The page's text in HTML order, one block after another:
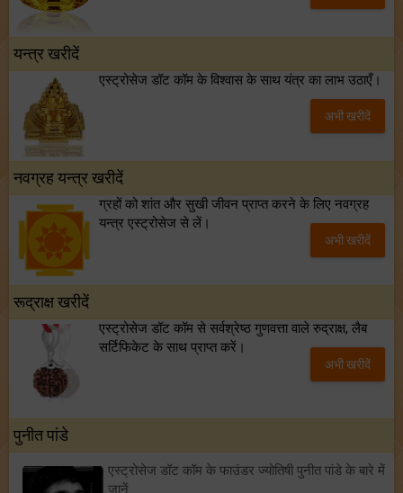
यन्त्र खरीदें
एस्ट्रोसेज डॉट कॉम के विश्वास के साथ यंत्र का लाभ उठाएँ।
अभी खरीदें
नवग्रह यन्त्र खरीदें
ग्रहों को शांत और सुखी जीवन प्राप्त करने के लिए नवग्रह
यन्त्र एस्ट्रोसेज से लें।
अभी खरीदें
रूद्राक्ष खरीदें
एस्ट्रोसेज डॉट कॉम से सर्वश्रेष्ठ गुणवत्ता वाले रुद्राक्ष, लैब
सर्टिफिकेट के साथ प्राप्त करें।
अभी खरीदें
पुनीत पांडे
एस्ट्रोसेज डॉट कॉम के फाउंडर ज्योतिषी पुनीत पांडे के बारे में
जानें